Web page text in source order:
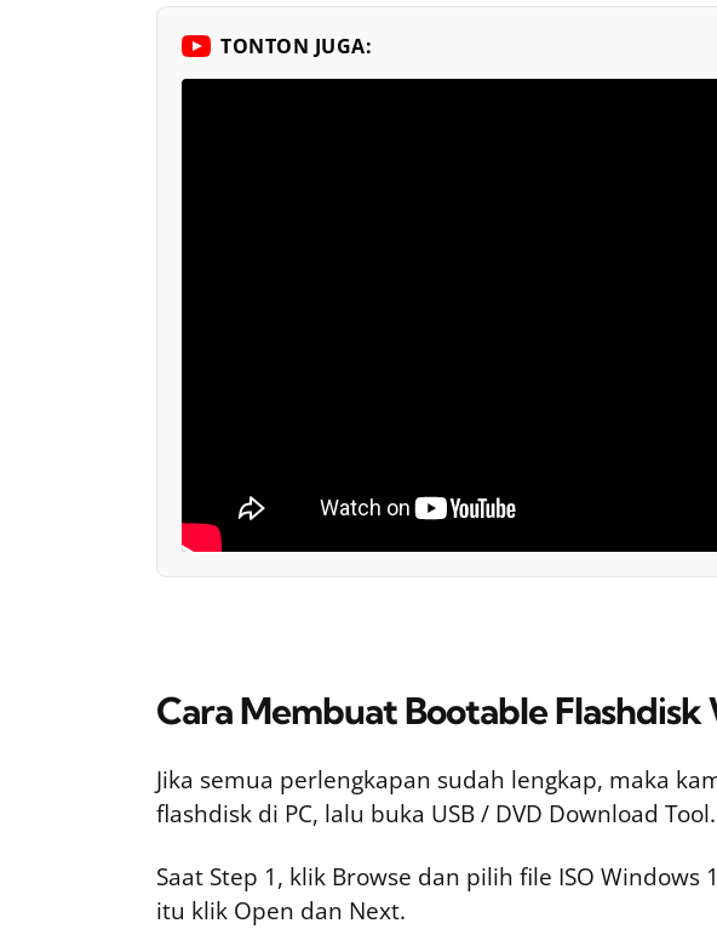
TONTON JUGA:
Cara Membuat Bootable Flashdisk
Jika semua perlengkapan sudah lengkap, maka
flashdisk di PC, lalu buka USB / DVD Download Tool.
Saat Step 1, klik Browse dan pilih file ISO Windows
itu klik Open dan Next.